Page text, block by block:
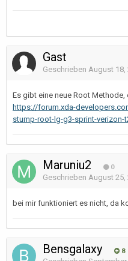
Gast
Geschrieben August 18,
Es gibt eine neue Root
https://forum.xda-
stump-root-lg-g3-sprint-verizon-
Maruniu2 0
Geschrieben August 25,
bei mir funktioniert es nicht, da
Bensgalaxy 8